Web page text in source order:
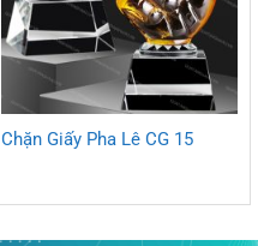
Chặn Giấy Pha Lê CG 15